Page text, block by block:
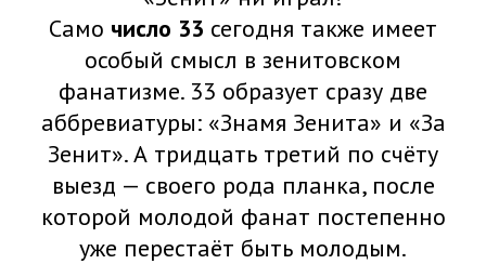
Само число 33 сегодня также имеет
особый смысл в зенитовском
фанатизме. 33 образует сразу две
аббревиатуры: «Знамя Зенита» и «За
Зенит». А тридцать третий по счёту
выезд — своего рода планка, после
которой молодой фанат постепенно
уже перестаёт быть молодым.